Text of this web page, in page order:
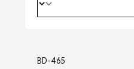
BD-465